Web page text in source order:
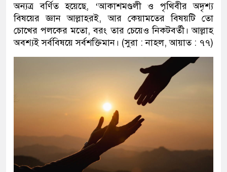
অন্যত্র বর্ণিত হয়েছে, ‘আকাশমণ্ডলী ও পৃথিবীর অদৃশ্য
বিষয়ের জ্ঞান আল্লাহরই, আর কেয়ামতের বিষয়টি তো
চোখের পলকের মতো, বরং তার চেয়েও নিকটবর্তী। আল্লাহ
অবশ্যই সর্ববিষয়ে সর্বশক্তিমান। (সুরা : নাহল, আয়াত : ৭৭)